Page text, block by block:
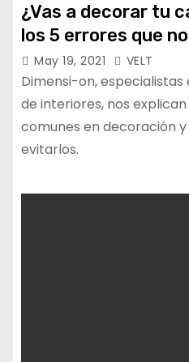
¿Vas a decorar tu
los 5 errores que
May 19, 2021 VELT
Dimensi-on,
de interiores, nos
comunes en decoración
evitarlos.